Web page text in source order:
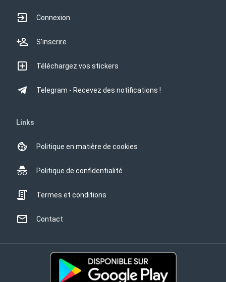
Connexion
S'inscrire
Téléchargez vos stickers
Telegram - Recevez des notifications !
Links
Politique en matière de cookies
Politique de confidentialité
Termes et conditions
Contact